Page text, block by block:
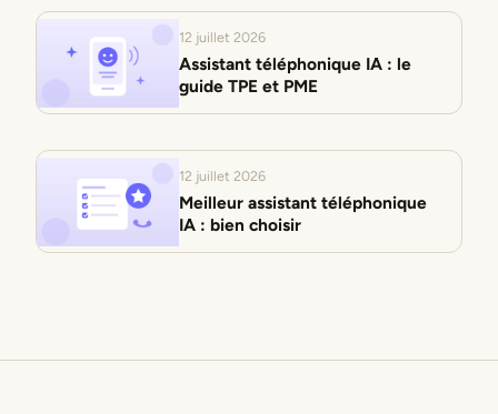
12 juillet 2026
Assistant téléphonique IA : le
guide TPE et PME
12 juillet 2026
Meilleur assistant téléphonique
IA : bien choisir